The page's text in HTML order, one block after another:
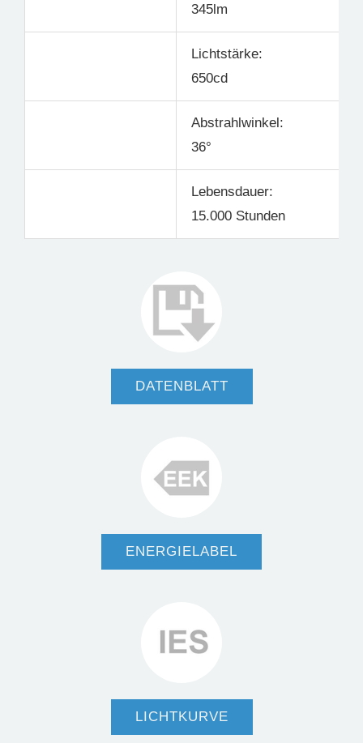
345lm
Lichtstärke:
650cd
Abstrahlwinkel:
36°
Lebensdauer:
15.000 Stunden
DATENBLATT
ENERGIELABEL
LICHTKURVE